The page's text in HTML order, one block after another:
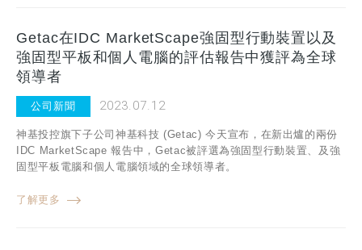
Getac在IDC MarketScape強固型行動裝置以及
強固型平板和個人電腦的評估報告中獲評為全球
領導者
公司新聞 2023.07.12
神基投控旗下子公司神基科技 (Getac) 今天宣布，在新出爐的兩份
IDC MarketScape 報告中，Getac被評選為強固型行動裝置、及強
固型平板電腦和個人電腦領域的全球領導者。
了解更多